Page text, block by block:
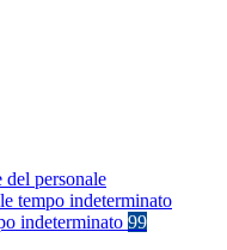
del personale
tempo indeterminato
indeterminato 99